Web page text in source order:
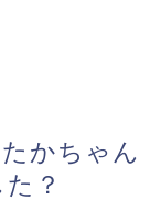
かちゃん
？